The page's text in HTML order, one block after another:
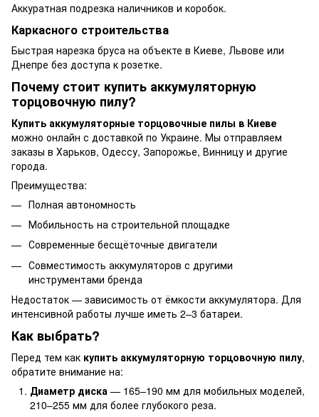
Аккуратная подрезка наличников и коробок.
Каркасного строительства
Быстрая нарезка бруса на объекте в Киеве, Львове или
Днепре без доступа к розетке.
Почему стоит купить аккумуляторную
торцовочную пилу?
Купить аккумуляторные торцовочные пилы в Киеве
можно онлайн с доставкой по Украине. Мы отправляем
заказы в Харьков, Одессу, Запорожье, Винницу и другие
города.
Преимущества:
Полная автономность
Мобильность на строительной площадке
Современные бесщёточные двигатели
Совместимость аккумуляторов с другими
инструментами бренда
Недостаток — зависимость от ёмкости аккумулятора. Для
интенсивной работы лучше иметь 2–3 батареи.
Как выбрать?
Перед тем как купить аккумуляторную торцовочную пилу,
обратите внимание на:
Диаметр диска — 165–190 мм для мобильных моделей,
210–255 мм для более глубокого реза.